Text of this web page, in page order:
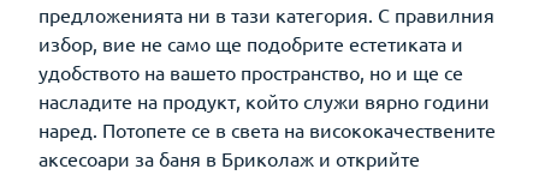
предложенията ни в тази категория. С правилния
избор, вие не само ще подобрите естетиката и
удобството на вашето пространство, но и ще се
насладите на продукт, който служи вярно години
наред. Потопете се в света на висококачествените
аксесоари за баня в Бриколаж и открийте